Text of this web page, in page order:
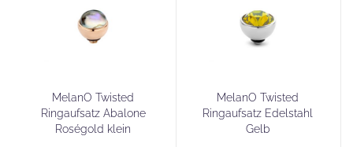
MelanO Twisted
Ringaufsatz Abalone
Roségold klein
MelanO Twisted
Ringaufsatz Edelstahl
Gelb